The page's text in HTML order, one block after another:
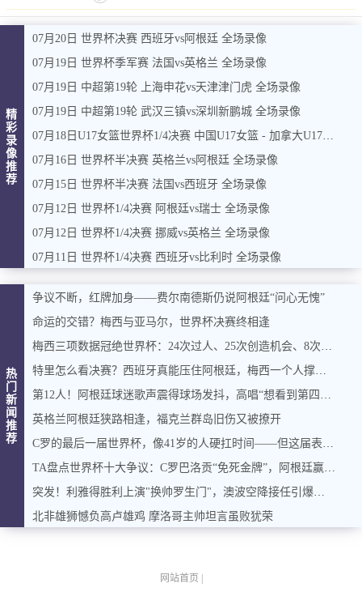
精
彩
录
像
推
荐
07月20日 世界杯决赛 西班牙vs阿根廷 全场录像
07月19日 世界杯季军赛 法国vs英格兰 全场录像
07月19日 中超第19轮 上海申花vs天津津门虎 全场录像
07月19日 中超第19轮 武汉三镇vs深圳新鹏城 全场录像
07月18日U17女篮世界杯1/4决赛 中国U17女篮 - 加拿大U17女篮 录像
07月16日 世界杯半决赛 英格兰vs阿根廷 全场录像
07月15日 世界杯半决赛 法国vs西班牙 全场录像
07月12日 世界杯1/4决赛 阿根廷vs瑞士 全场录像
07月12日 世界杯1/4决赛 挪威vs英格兰 全场录像
07月11日 世界杯1/4决赛 西班牙vs比利时 全场录像
热
门
新
闻
推
荐
争议不断，红牌加身——费尔南德斯仍说阿根廷“问心无愧”
命运的交错？梅西与亚马尔，世界杯决赛终相逢
梅西三项数据冠绝世界杯：24次过人、25次创造机会、8次重大机会
特里怎么看决赛？西班牙真能压住阿根廷，梅西一个人撑起进攻？
第12人！阿根廷球迷歌声震得球场发抖，高唱“想看到第四颗星闪耀”
英格兰阿根廷狭路相逢，福克兰群岛旧伤又被撩开
C罗的最后一届世界杯，像41岁的人硬扛时间——但这届表现真谈不上理想
TA盘点世界杯十大争议：C罗巴洛贡“免死金牌”，阿根廷赢球也惹议
突发！利雅得胜利上演"换帅罗生门"，澳波空降接任引爆足坛
北非雄狮憾负高卢雄鸡 摩洛哥主帅坦言虽败犹荣
网站首页